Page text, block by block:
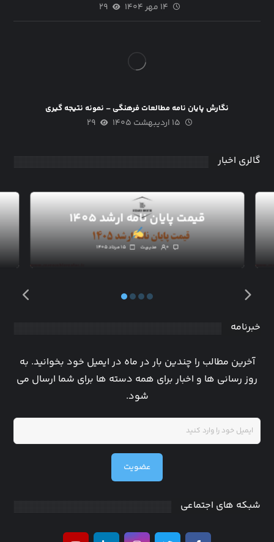
۱۴ مهر ۱۴۰۴ ۲۹
نگارش پایان نامه مطالعات فرهنگی – نمونه نتیجه گیری
۱۵ اردیبهشت ۱۴۰۵ ۲۹
گالری اخبار
قیمت پایان نامه ارشد ۱۴۰۵
۱۵ مرداد ۱۴۰۵ مدیریت ۰
خبرنامه
آخرین مطالب را چندین بار در ماه در ایمیل خود بخوانید. به
روز رسانی ها و اخبار برای همه دسته ها برای شما ارسال می
شود.
عضویت
شبکه های اجتماعی